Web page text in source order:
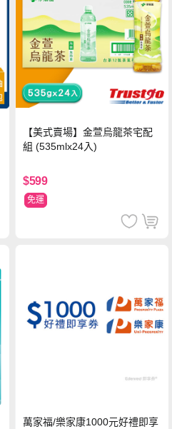
【美式賣場】金萱烏龍茶宅配
組 (535mlx24入)
$599
免運
萬家福/樂家康1000元好禮即享